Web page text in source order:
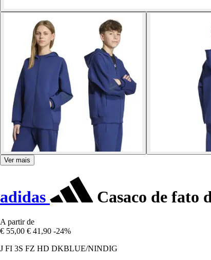
Ver mais
adidas Casaco de fato
A partir de
€ 55,00 € 41,90 -24%
J FI 3S FZ HD DKBLUE/NINDIG